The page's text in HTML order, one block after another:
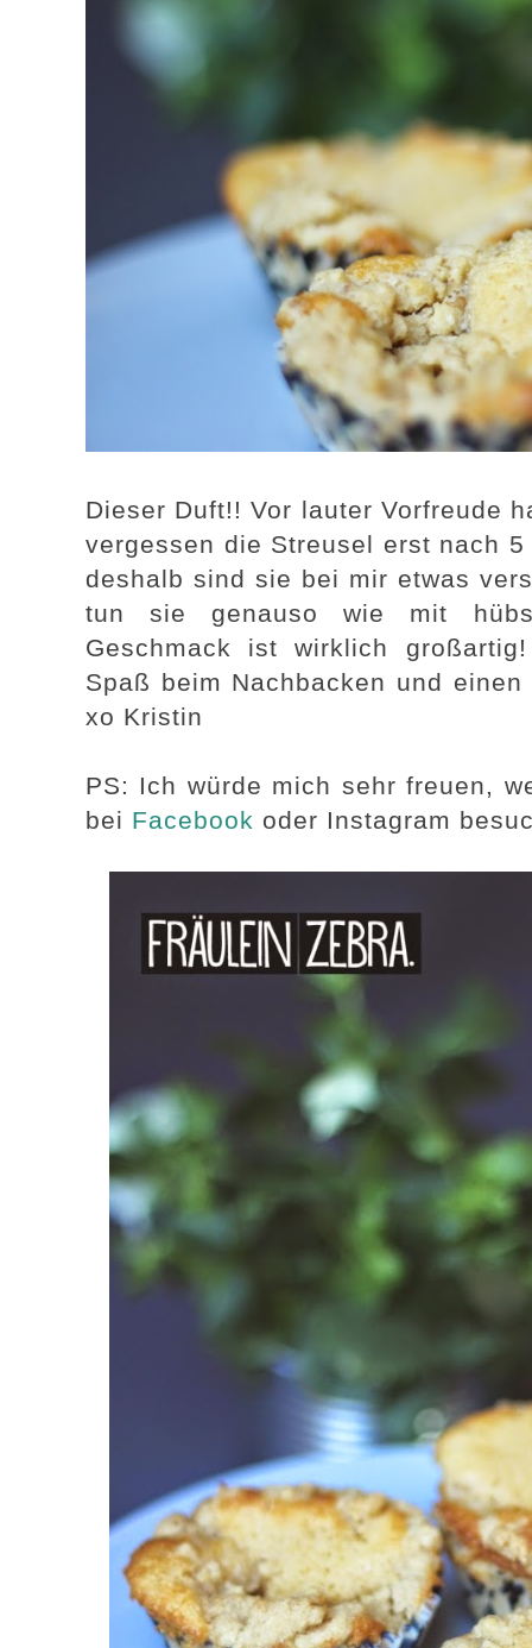
Dieser Duft!! Vor lauter Vorfreude
vergessen die Streusel erst nach
deshalb sind sie bei mir etwas
tun sie genauso wie mit
Geschmack ist wirklich
Spaß beim Nachbacken und einen
xo Kristin
PS: Ich würde mich sehr freuen,
bei Facebook oder Instagram